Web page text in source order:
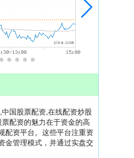
国股票配资,在线配资炒股
配资的魅力在于资金的高
配资平台。这些平台注重资
金管理模式，并通过实盘交